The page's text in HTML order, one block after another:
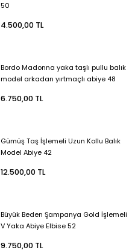
50
4.500,00 TL
Bordo Madonna yaka taşlı pullu balık
model arkadan yırtmaçlı abiye 48
6.750,00 TL
Gümüş Taş İşlemeli Uzun Kollu Balık
Model Abiye 42
12.500,00 TL
Büyük Beden Şampanya Gold İşlemeli
V Yaka Abiye Elbise 52
9.750,00 TL